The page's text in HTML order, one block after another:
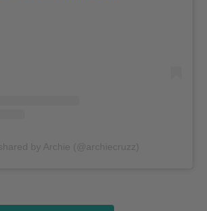
by Archie (@archiecruzz)